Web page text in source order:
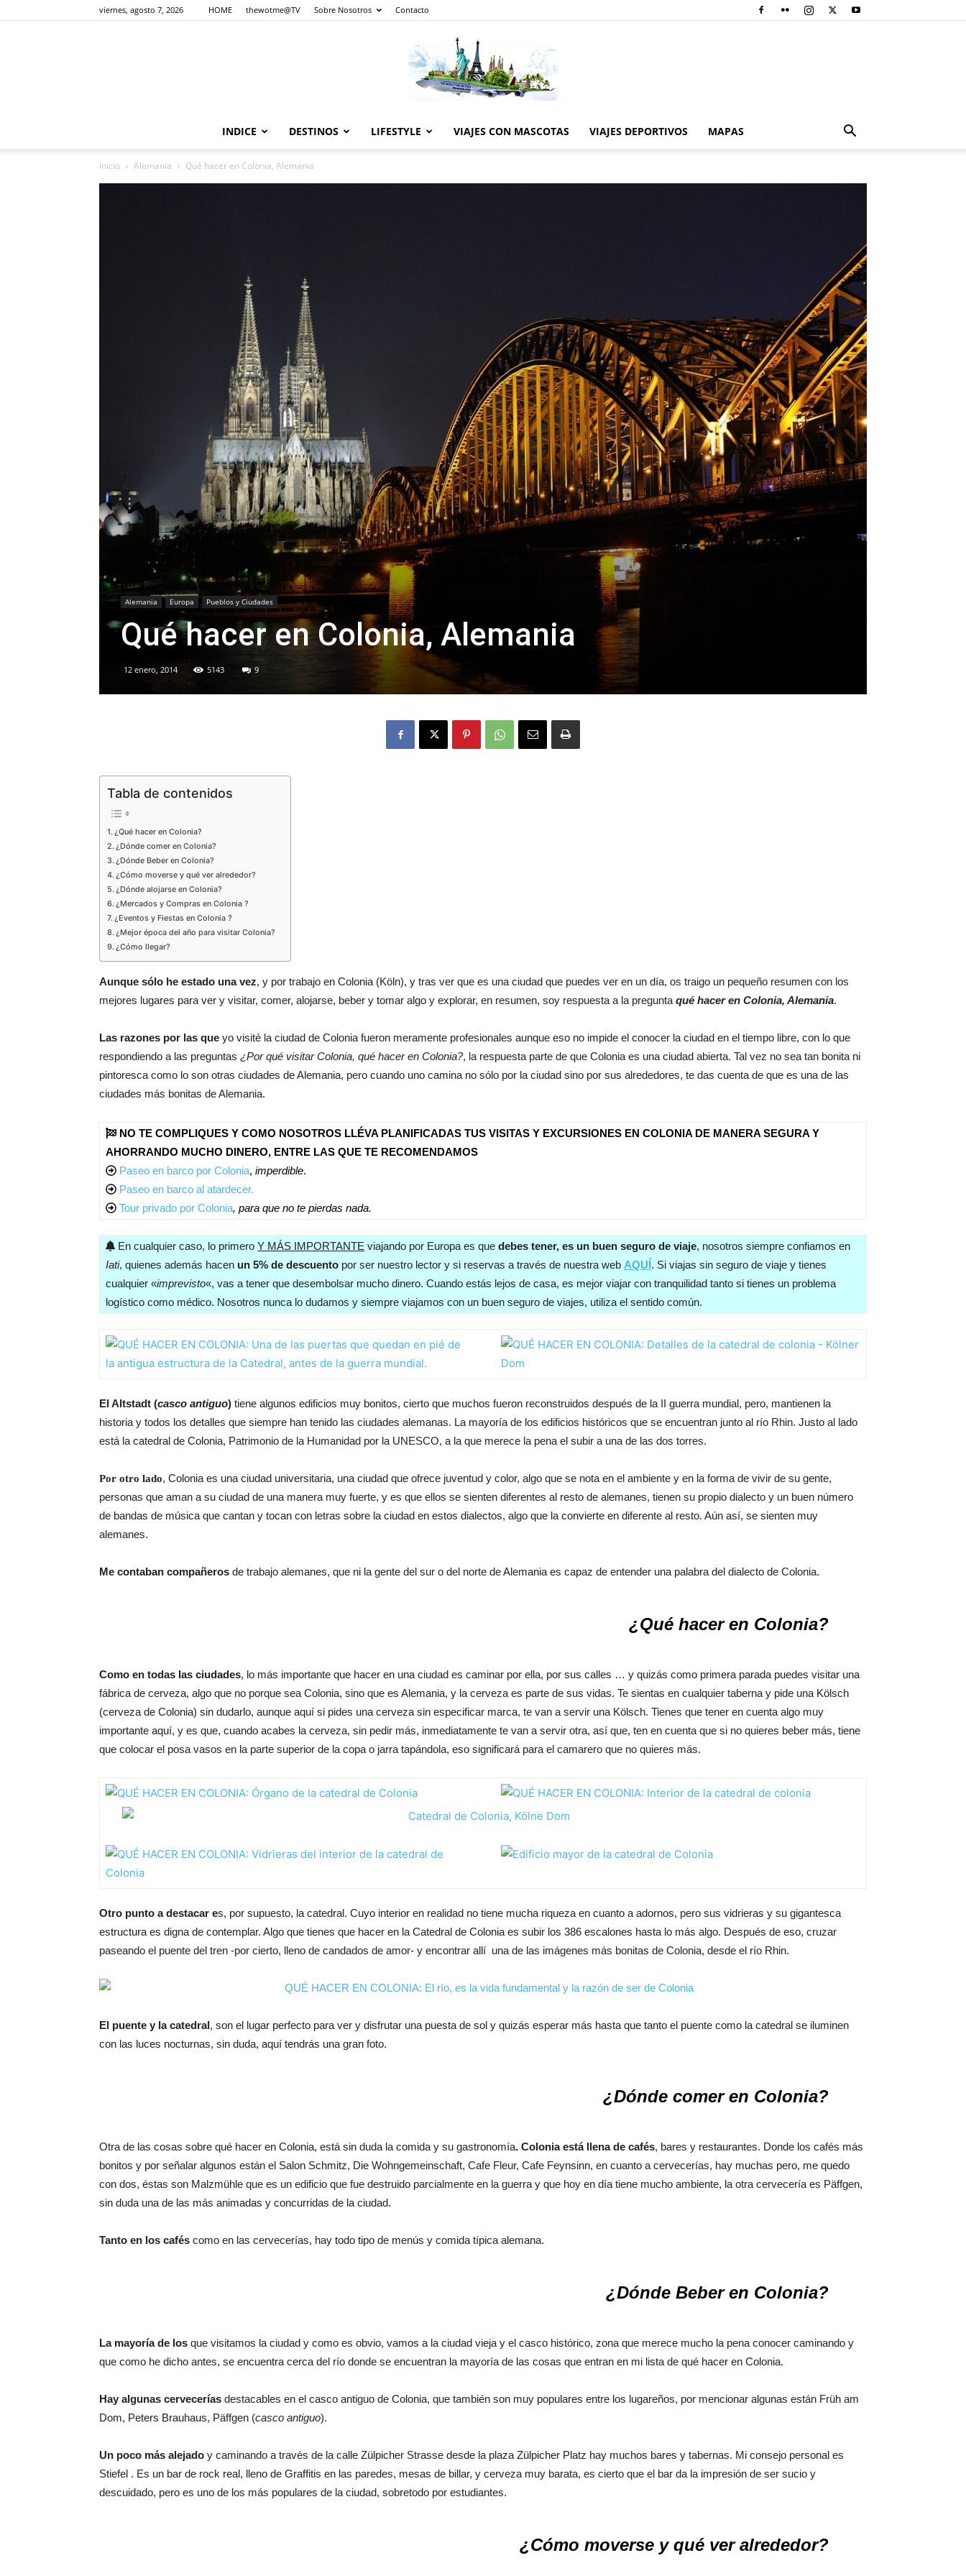
viernes, agosto 7, 2026 HOME thewotme@TV Sobre Nosotros Contacto
My
Eyes
INDICE DESTINOS LIFESTYLE VIAJES CON MASCOTAS VIAJES DEPORTIVOS MAPAS
Inicio Alemania Qué hacer en Colonia, Alemania
Alemania Europa Pueblos y Ciudades
Qué hacer en Colonia, Alemania
12 enero, 2014 5143 9
Tabla de contenidos
¿Qué hacer en Colonia?
¿Dónde comer en Colonia?
¿Dónde Beber en Colonia?
¿Cómo moverse y qué ver alrededor?
¿Dónde alojarse en Colonia?
¿Mercados y Compras en Colonia ?
¿Eventos y Fiestas en Colonia ?
¿Mejor época del año para visitar Colonia?
¿Cómo llegar?
Aunque sólo he estado una vez, y por trabajo en Colonia (Köln), y tras ver que es una ciudad que puedes ver en un día, os traigo un pequeño resumen con los
mejores lugares para ver y visitar, comer, alojarse, beber y tomar algo y explorar, en resumen, soy respuesta a la pregunta qué hacer en Colonia, Alemania.
Las razones por las que yo visité la ciudad de Colonia fueron meramente profesionales aunque eso no impide el conocer la ciudad en el tiempo libre, con lo que
respondiendo a las preguntas ¿Por qué visitar Colonia, qué hacer en Colonia?, la respuesta parte de que Colonia es una ciudad abierta. Tal vez no sea tan bonita ni
pintoresca como lo son otras ciudades de Alemania, pero cuando uno camina no sólo por la ciudad sino por sus alrededores, te das cuenta de que es una de las
ciudades más bonitas de Alemania.
NO TE COMPLIQUES Y COMO NOSOTROS LLÉVA PLANIFICADAS TUS VISITAS Y EXCURSIONES EN COLONIA DE MANERA SEGURA Y
AHORRANDO MUCHO DINERO, ENTRE LAS QUE TE RECOMENDAMOS
Paseo en barco por Colonia, imperdible.
Paseo en barco al atardecer.
Tour privado por Colonia, para que no te pierdas nada.
En cualquier caso, lo primeroY MÁS IMPORTANTE viajando por Europa es quedebes tener, es un buen seguro de viaje, nosotros siempre confiamos en
Iati, quienes además hacen un 5% de descuento por ser nuestro lector y si reservas a través de nuestra web AQUÍ. Si viajas sin seguro de viaje y tienes
cualquier «imprevisto«, vas a tener que desembolsar mucho dinero. Cuando estás lejos de casa, es mejor viajar con tranquilidad tanto si tienes un problema
logístico como médico. Nosotros nunca lo dudamos y siempre viajamos con un buen seguro de viajes, utiliza el sentido común.
El Altstadt (casco antiguo) tiene algunos edificios muy bonitos, cierto que muchos fueron reconstruidos después de la II guerra mundial, pero, mantienen la
historia y todos los detalles que siempre han tenido las ciudades alemanas. La mayoría de los edificios históricos que se encuentran junto al río Rhin. Justo al lado
está la catedral de Colonia, Patrimonio de la Humanidad por la UNESCO, a la que merece la pena el subir a una de las dos torres.
Por otro lado, Colonia es una ciudad universitaria, una ciudad que ofrece juventud y color, algo que se nota en el ambiente y en la forma de vivir de su gente,
personas que aman a su ciudad de una manera muy fuerte, y es que ellos se sienten diferentes al resto de alemanes, tienen su propio dialecto y un buen número
de bandas de música que cantan y tocan con letras sobre la ciudad en estos dialectos, algo que la convierte en diferente al resto. Aún así, se sienten muy
alemanes.
Me contaban compañeros de trabajo alemanes, que ni la gente del sur o del norte de Alemania es capaz de entender una palabra del dialecto de Colonia.
¿Qué hacer en Colonia?
Como en todas las ciudades, lo más importante que hacer en una ciudad es caminar por ella, por sus calles … y quizás como primera parada puedes visitar una
fábrica de cerveza, algo que no porque sea Colonia, sino que es Alemania, y la cerveza es parte de sus vidas. Te sientas en cualquier taberna y pide una Kölsch
(cerveza de Colonia) sin dudarlo, aunque aquí si pides una cerveza sin especificar marca, te van a servir una Kölsch. Tienes que tener en cuenta algo muy
importante aquí, y es que, cuando acabes la cerveza, sin pedir más, inmediatamente te van a servir otra, así que, ten en cuenta que si no quieres beber más, tiene
que colocar el posa vasos en la parte superior de la copa o jarra tapándola, eso significará para el camarero que no quieres más.
Otro punto a destacar es, por supuesto, la catedral. Cuyo interior en realidad no tiene mucha riqueza en cuanto a adornos, pero sus vidrieras y su gigantesca
estructura es digna de contemplar. Algo que tienes que hacer en la Catedral de Colonia es subir los 386 escalones hasta lo más algo. Después de eso, cruzar
paseando el puente del tren -por cierto, lleno de candados de amor- y encontrar allí una de las imágenes más bonitas de Colonia, desde el río Rhin.
El puente y la catedral, son el lugar perfecto para ver y disfrutar una puesta de sol y quizás esperar más hasta que tanto el puente como la catedral se iluminen
con las luces nocturnas, sin duda, aquí tendrás una gran foto.
¿Dónde comer en Colonia?
Otra de las cosas sobre qué hacer en Colonia, está sin duda la comida y su gastronomía. Colonia está llena de cafés, bares y restaurantes. Donde los cafés más
bonitos y por señalar algunos están el Salon Schmitz, Die Wohngemeinschaft, Cafe Fleur, Cafe Feynsinn, en cuanto a cervecerías, hay muchas pero, me quedo
con dos, éstas son Malzmühle que es un edificio que fue destruido parcialmente en la guerra y que hoy en día tiene mucho ambiente, la otra cervecería es Päffgen,
sin duda una de las más animadas y concurridas de la ciudad.
Tanto en los cafés como en las cervecerías, hay todo tipo de menús y comida típica alemana.
¿Dónde Beber en Colonia?
La mayoría de los que visitamos la ciudad y como es obvio, vamos a la ciudad vieja y el casco histórico, zona que merece mucho la pena conocer caminando y
que como he dicho antes, se encuentra cerca del río donde se encuentran la mayoría de las cosas que entran en mi lista de qué hacer en Colonia.
Hay algunas cervecerías destacables en el casco antiguo de Colonia, que también son muy populares entre los lugareños, por mencionar algunas están Früh am
Dom, Peters Brauhaus, Päffgen (casco antiguo).
Un poco más alejado y caminando a través de la calle Zülpicher Strasse desde la plaza Zülpicher Platz hay muchos bares y tabernas. Mi consejo personal es
Stiefel . Es un bar de rock real, lleno de Graffitis en las paredes, mesas de billar, y cerveza muy barata, es cierto que el bar da la impresión de ser sucio y
descuidado, pero es uno de los más populares de la ciudad, sobretodo por estudiantes.
¿Cómo moverse y qué ver alrededor?